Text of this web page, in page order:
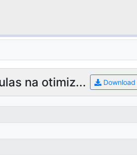
na otimiz... Download